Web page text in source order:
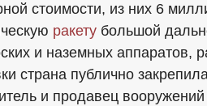
стоимости, из них 6
ракету большой
и наземных аппаратов,
страна публично
и продавец